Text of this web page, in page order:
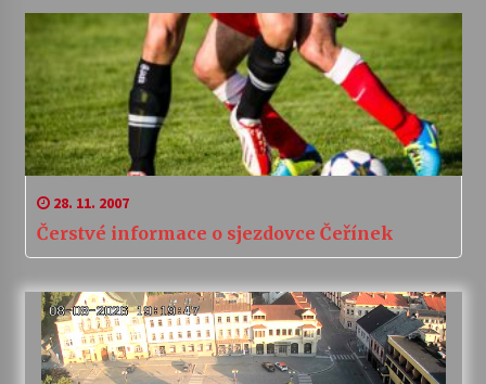
28. 11. 2007
Čerstvé informace o sjezdovce Čeřínek